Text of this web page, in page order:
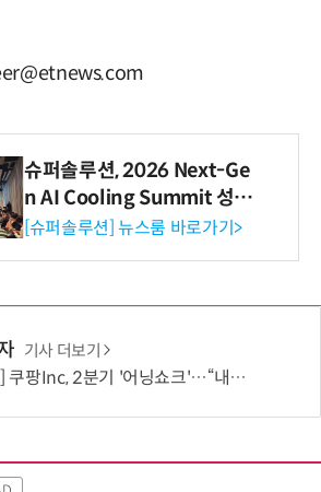
슈퍼솔루션, 2026 Next-Ge
n AI Cooling Summit 성황
리 성료
[슈퍼솔루션] 뉴스룸 바로가기>
기사 더보기
2분기 '어닝쇼크'…“내년 중순께 유출 사고 전 수준 회복”